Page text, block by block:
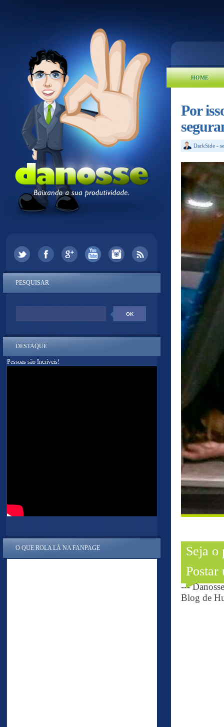
HOME
Por
DarkSide -
Seja o
Postar
---
Blog de
PESQUISAR
DESTAQUE
Pessoas são Incríveis!
O QUE ROLA LÁ NA FANPAGE